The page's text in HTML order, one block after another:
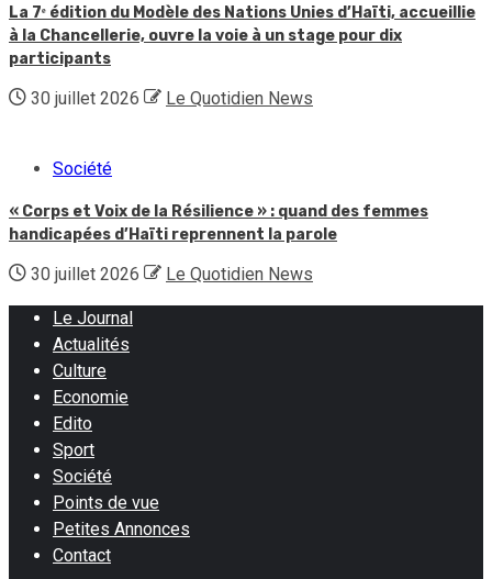
La 7ᵉ édition du Modèle des Nations Unies d’Haïti, accueillie
à la Chancellerie, ouvre la voie à un stage pour dix
participants
30 juillet 2026 Le Quotidien News
Société
« Corps et Voix de la Résilience » : quand des femmes
handicapées d’Haïti reprennent la parole
30 juillet 2026 Le Quotidien News
Le Journal
Actualités
Culture
Economie
Edito
Sport
Société
Points de vue
Petites Annonces
Contact